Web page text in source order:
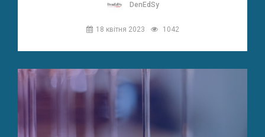
DenEdSy
18 квітня 2023 1042